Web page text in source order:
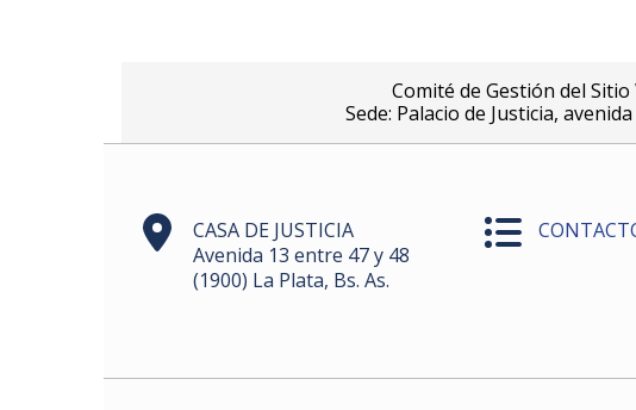
Comité de Gestión del
Sede: Palacio de Justicia,
CASA DE JUSTICIA
Avenida 13 entre 47 y 48
(1900) La Plata, Bs. As.